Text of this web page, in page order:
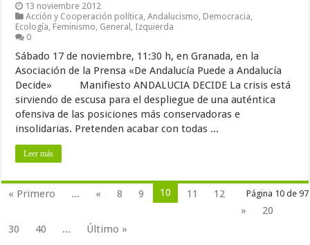
13 noviembre 2012
Acción y Cooperación política,Andalucismo, Democracia,
Ecología, Feminismo, General , Izquierda
0
Sábado 17 de noviembre, 11:30 h, en Granada, en la
Asociación de la Prensa «De Andalucía Puede a Andalucía
Decide» Manifiesto ANDALUCIA DECIDE La crisis está
sirviendo de escusa para el despliegue de una auténtica
ofensiva de las posiciones más conservadoras e
insolidarias. Pretenden acabar con todas ...
Leer más
Página 10 de 97
« Primero ... « 8 9 10 11
12
»
20
30
40 ... Último »